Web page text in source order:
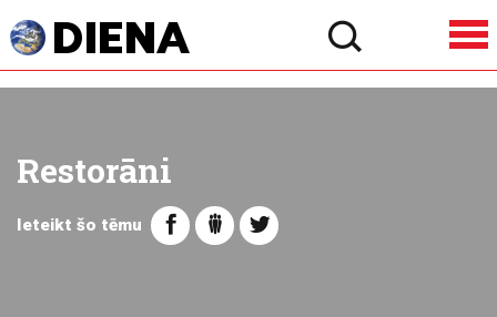
Restorāni
Ieteikt šo tēmu